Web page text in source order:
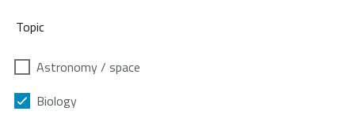
Topic
Astronomy / space
Biology